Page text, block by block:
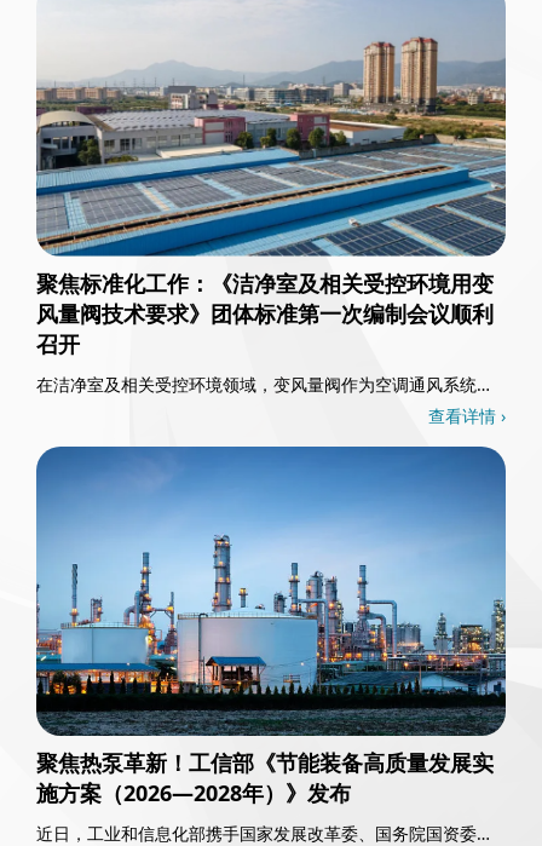
聚焦标准化工作：《洁净室及相关受控环境用变
风量阀技术要求》团体标准第一次编制会议顺利
召开
在洁净室及相关受控环境领域，变风量阀作为空调通风系统的
核心控制部件，其重要性不言而喻。3月26日，一……查看详情 ›
聚焦热泵革新！工信部《节能装备高质量发展实
施方案（2026—2028年）》发布
近日，工业和信息化部携手国家发展改革委、国务院国资委以